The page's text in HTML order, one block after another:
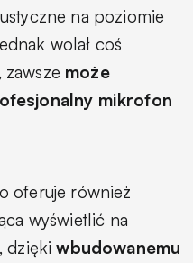
na poziomie
wolał coś
może
mikrofon
oferuje również
wyświetlić na
dziękiwbudowanemu